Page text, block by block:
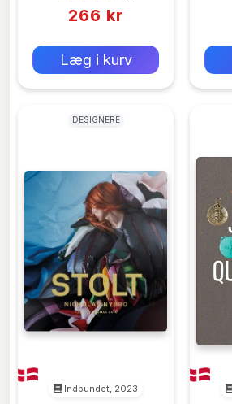
266 kr
Læg i kurv
DESIGNERE
Indbundet, 2023